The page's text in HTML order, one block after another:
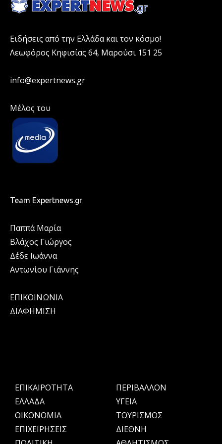
Ειδήσεις από την Ελλάδα και τον κόσμο!
Λεωφόρος Κηφισίας 64, Μαρούσι 151 25
info@expertnews.gr
Μέλος του
Team Expertnews.gr
Παππά Μαρία
Βλάχος Γιώργος
Δέδε Ιωάννα
Αντωνίου Γιάννης
ΕΠΙΚΟΙΝΩΝΙΑ
ΔΙΑΦΗΜΙΣΗ
ΕΠΙΚΑΙΡΟΤΗΤΑ
ΕΛΛΑΔΑ
OIKONOMIA
ΕΠΙΧΕΙΡΗΣΕΙΣ
ΠΕΡΙΒΑΛΛΟΝ
ΥΓΕΙΑ
ΤΟΥΡΙΣΜΟΣ
ΔΙΕΘΝΗ